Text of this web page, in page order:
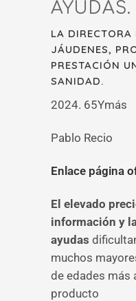
AYUDAS.
LA DIRECTORA
JÁUDENES,
PRESTACIÓN
SANIDAD.
2024. 65Ymás
Pablo Recio
Enlace página
El elevado
información y
ayudas
muchos
de edades más
producto